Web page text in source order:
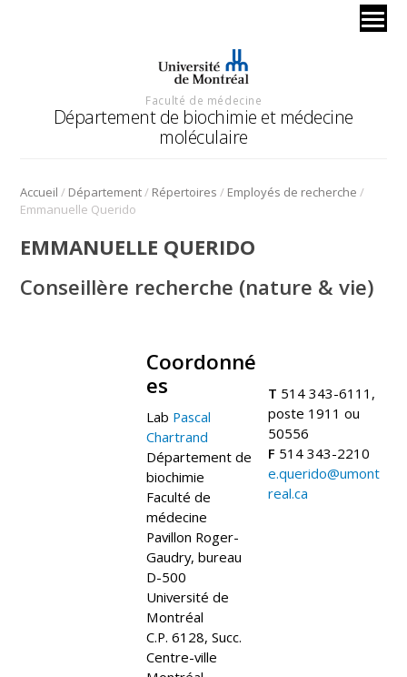
Faculté de médecine
Département de biochimie et médecine
moléculaire
Accueil / Département/ Répertoires / Employés de recherche /
Emmanuelle Querido
EMMANUELLE QUERIDO
Conseillère recherche (nature & vie)
Coordonné
es
Lab Pascal
Chartrand
Département de
biochimie
Faculté de
médecine
Pavillon Roger-
Gaudry, bureau
D-500
Université de
Montréal
C.P. 6128, Succ.
Centre-ville
T 514 343-6111,
poste 1911 ou
50556
F 514 343-2210
e.querido@umont
real.ca